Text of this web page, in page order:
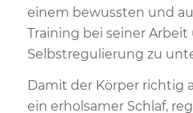
einem bewussten und
Training bei seiner Arbeit
Selbstregulierung zu
Damit der Körper richtig
ein erholsamer Schlaf,